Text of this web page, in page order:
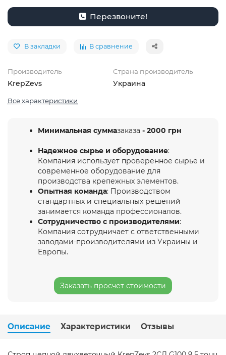
Перезвоните!
В закладки В сравнение
Производитель
KrepZevs
Страна производитель
Украина
Все характеристики
Минимальная суммазаказа - 2000 грн
Надежное сырье и оборудование:
Компания использует проверенное сырье и
современное оборудование для
производства крепежных элементов.
Опытная команда: Производством
стандартных и специальных решений
занимается команда профессионалов.
Сотрудничество с производителями:
Компания сотрудничает с ответственными
заводами-производителями из Украины и
Европы.
Заказать просчет стоимости
Описание Характеристики Отзывы